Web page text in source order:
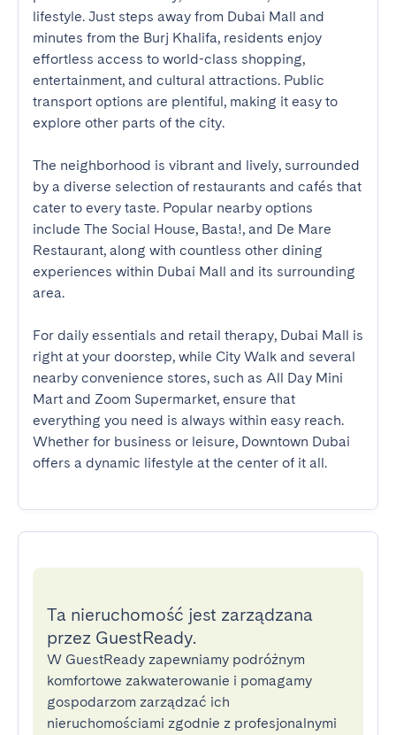
lifestyle. Just steps away from Dubai Mall and
minutes from the Burj Khalifa, residents enjoy
effortless access to world-class shopping,
entertainment, and cultural attractions. Public
transport options are plentiful, making it easy to
explore other parts of the city.
The neighborhood is vibrant and lively, surrounded
by a diverse selection of restaurants and cafés that
cater to every taste. Popular nearby options
include The Social House, Basta!, and De Mare
Restaurant, along with countless other dining
experiences within Dubai Mall and its surrounding
area.
For daily essentials and retail therapy, Dubai Mall is
right at your doorstep, while City Walk and several
nearby convenience stores, such as All Day Mini
Mart and Zoom Supermarket, ensure that
everything you need is always within easy reach.
Whether for business or leisure, Downtown Dubai
offers a dynamic lifestyle at the center of it all.
Ta nieruchomość jest zarządzana
przez GuestReady.
W GuestReady zapewniamy podróżnym
komfortowe zakwaterowanie i pomagamy
gospodarzom zarządzać ich
nieruchomościami zgodnie z profesjonalnymi